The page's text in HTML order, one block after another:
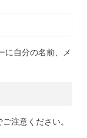
に自分の名前、メ
注意ください。